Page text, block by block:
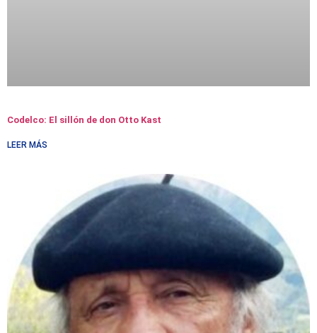
Codelco: El sillón de don Otto Kast
LEER MÁS